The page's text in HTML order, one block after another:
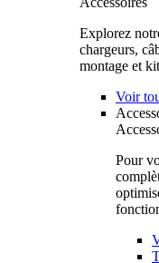
Explorez
chargeurs,
montage et
Voir
Pour